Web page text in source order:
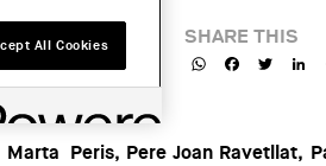
SHARE THIS
WhatsAppFacebook
Marta Peris, Pere Joan Ravetllat,
All Cookies